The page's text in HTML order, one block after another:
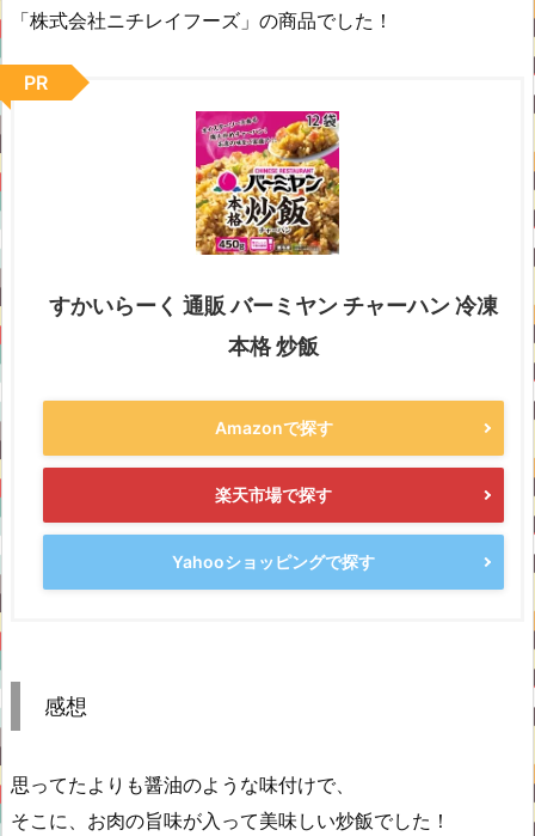
「株式会社ニチレイフーズ」の商品でした！
すかいらーく 通販 バーミヤン チャーハン 冷凍
本格 炒飯
Amazonで探す
楽天市場で探す
Yahooショッピングで探す
PR
感想
思ってたよりも醤油のような味付けで、
そこに、お肉の旨味が入って美味しい炒飯でした！